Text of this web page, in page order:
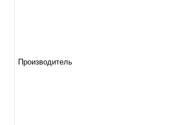
Производитель